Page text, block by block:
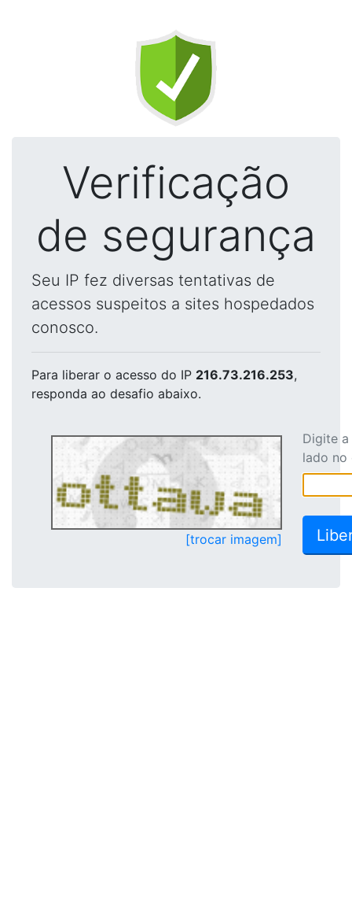
Verificação
de segurança
Seu IP fez diversas tentativas de
acessos suspeitos a sites hospedados
conosco.
Para liberar o acesso do IP 216.73.216.253,
responda ao desafio abaixo.
[trocar imagem]
Digite
lado no